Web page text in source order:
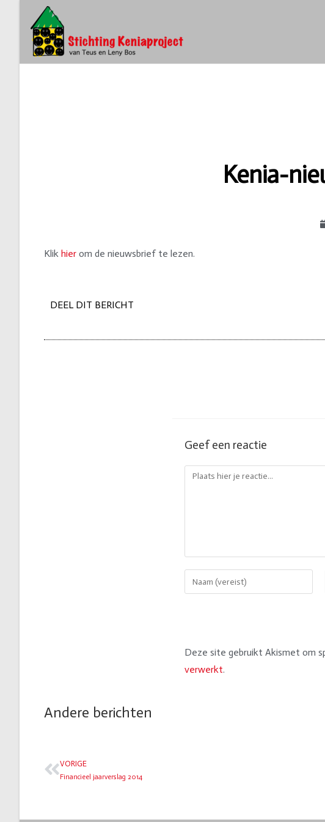
Kenia-
Klik hier om de nieuwsbrief te lezen.
DEEL DIT BERICHT
Geef een reactie
Deze site gebruikt Akismet om
verwerkt.
Andere berichten
VORIGE
Financieel jaarverslag 2014